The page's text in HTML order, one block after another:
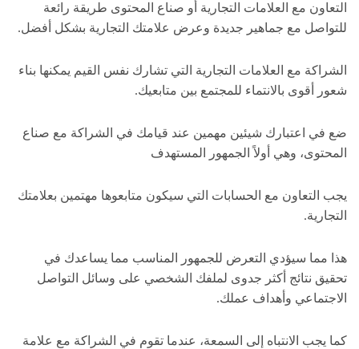
التعاون مع العلامات التجارية أو صناع المحتوى طريقة رائعة
للتواصل مع جماهير جديدة وعرض علامتك التجارية بشكل أفضل.
الشراكة مع العلامات التجارية التي تشارك نفس القيم يمكنها بناء
شعور أقوى بالانتماء للمجتمع بين متابعيك.
ضع في اعتبارك شيئين مهمين عند قيامك في الشراكة مع صناع
المحتوى، وهي أولاً الجمهور المستهدف
يجب التعاون مع الحسابات التي سيكون متابعوها مهتمين بعلامتك
التجارية.
هذا مما سيؤدي التعرض للجمهور المناسب مما يساعدك في
تحقيق نتائج أكثر جدوى لملفك الشخصي على وسائل التواصل
الاجتماعي وأهداف عملك.
كما يجب الانتباه إلى السمعة، عندما تقوم في الشراكة مع علامة